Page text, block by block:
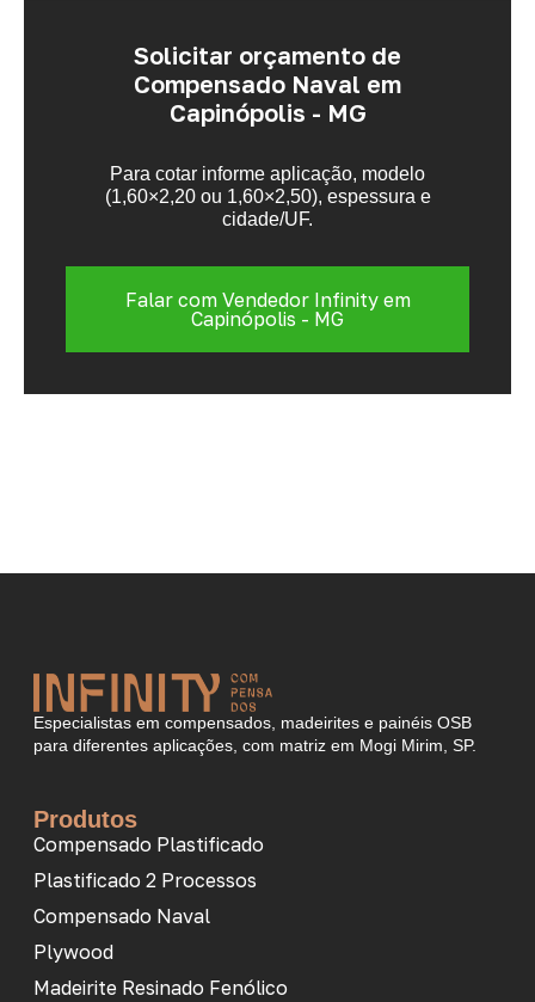
Solicitar orçamento de
Compensado Naval em
Capinópolis - MG
Para cotar informe aplicação, modelo
(1,60×2,20 ou 1,60×2,50), espessura e
cidade/UF.
Falar com Vendedor Infinity em
Capinópolis - MG
Especialistas em compensados, madeirites e painéis OSB
para diferentes aplicações, com matriz em Mogi Mirim, SP.
Produtos
Compensado Plastificado
Plastificado 2 Processos
Compensado Naval
Plywood
Madeirite Resinado Fenólico